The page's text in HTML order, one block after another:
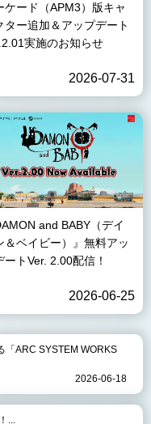
ケード（APM3）版キャ
ター追加＆アップデート
実施のお知らせ
2026-07-31
and BABY（デイ
＆ベイビー）』無料アッ
ートVer. 2.00配信！
2026-06-25
「ARC SYSTEM WORKS
2026-06-18
...